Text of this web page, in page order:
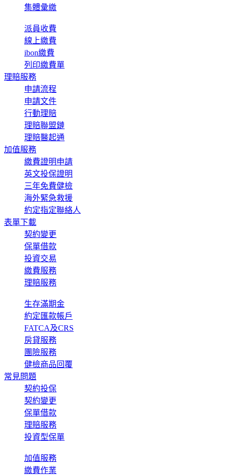
集體彙繳
派員收費
線上繳費
ibon繳費
列印繳費單
理賠服務
申請流程
申請文件
行動理賠
理賠聯盟鏈
理賠醫起通
加值服務
繳費證明申請
英文投保證明
三年免費健檢
海外緊急救援
約定指定聯絡人
表單下載
契約變更
保單借款
投資交易
繳費服務
理賠服務
生存滿期金
約定匯款帳戶
FATCA及CRS
房貸服務
團險服務
健檢商品回覆
常見問題
契約投保
契約變更
保單借款
理賠服務
投資型保單
加值服務
繳費作業